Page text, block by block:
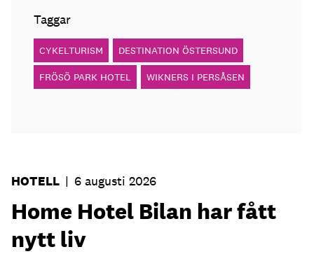
Taggar
CYKELTURISM DESTINATION ÖSTERSUND
FRÖSÖ PARK HOTEL WIKNERS I PERSÅSEN
HOTELL | 6 augusti 2026
Home Hotel Bilan har fått
nytt liv